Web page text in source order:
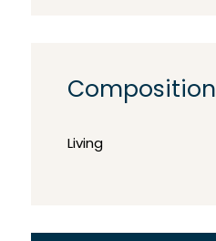
Composition
Living